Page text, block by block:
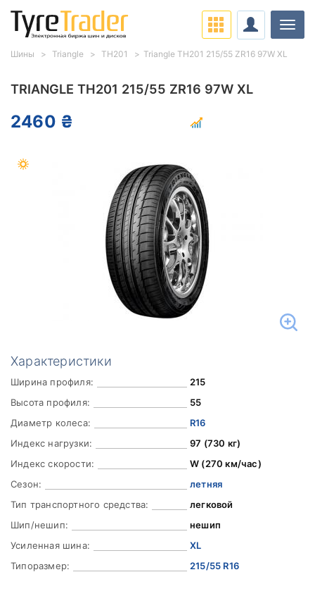
TRIANGLE TH201 215/55 ZR16 97W XL
2460 ₴
Характеристики
Ширина профиля:
215
Высота профиля:
55
Диаметр колеса:
R16
Индекс нагрузки:
97 (730 кг)
Индекс скорости:
W (270 км/час)
Сезон:
летняя
Тип транспортного средства:
легковой
Шип/нешип:
нешип
Усиленная шина:
XL
Типоразмер:
215/55 R16
Шины Triangle TH201 Triangle TH201 215/55 ZR16 97W XL